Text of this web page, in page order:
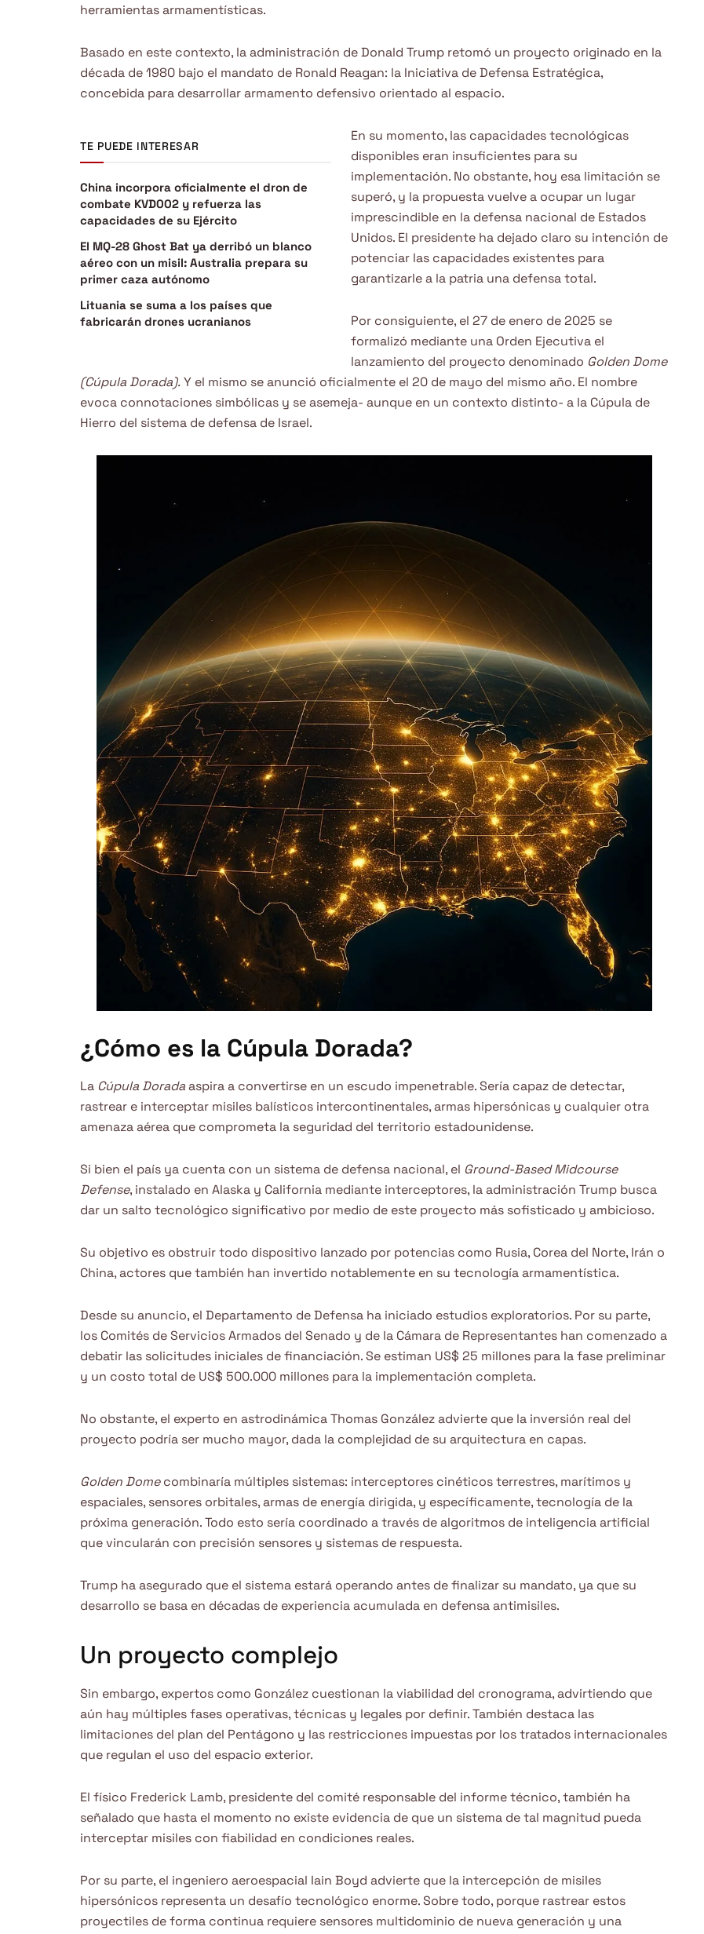
herramientas armamentísticas.
Basado en este contexto, la administración de Donald Trump retomó un proyecto originado en la
década de 1980 bajo el mandato de Ronald Reagan: la Iniciativa de Defensa Estratégica,
concebida para desarrollar armamento defensivo orientado al espacio.
TE PUEDE INTERESAR
China incorpora oficialmente el dron de
combate KVD002 y refuerza las
capacidades de su Ejército
El MQ-28 Ghost Bat ya derribó un blanco
aéreo con un misil: Australia prepara su
primer caza autónomo
Lituania se suma a los países que
fabricarán drones ucranianos
En su momento, las capacidades tecnológicas
disponibles eran insuficientes para su
implementación. No obstante, hoy esa limitación se
superó, y la propuesta vuelve a ocupar un lugar
imprescindible en la defensa nacional de Estados
Unidos. El presidente ha dejado claro su intención de
potenciar las capacidades existentes para
garantizarle a la patria una defensa total.
Por consiguiente, el 27 de enero de 2025 se
formalizó mediante una Orden Ejecutiva el
lanzamiento del proyecto denominado Golden Dome
(Cúpula Dorada).Y el mismo se anunció oficialmente el 20 de mayo del mismo año. El nombre
evoca connotaciones simbólicas y se asemeja- aunque en un contexto distinto- a la Cúpula de
Hierro del sistema de defensa de Israel.
¿Cómo es la Cúpula Dorada?
La Cúpula Doradaaspira a convertirse en un escudo impenetrable. Sería capaz de detectar,
rastrear e interceptar misiles balísticos intercontinentales, armas hipersónicas y cualquier otra
amenaza aérea que comprometa la seguridad del territorio estadounidense.
Si bien el país ya cuenta con un sistema de defensa nacional, el Ground-Based Midcourse
Defense, instalado en Alaska y California mediante interceptores, la administración Trump busca
dar un salto tecnológico significativo por medio de este proyecto más sofisticado y ambicioso.
Su objetivo es obstruir todo dispositivo lanzado por potencias como Rusia, Corea del Norte, Irán o
China, actores que también han invertido notablemente en su tecnología armamentística.
Desde su anuncio, el Departamento de Defensa ha iniciado estudios exploratorios. Por su parte,
los Comités de Servicios Armados del Senado y de la Cámara de Representantes han comenzado a
debatir las solicitudes iniciales de financiación. Se estiman US$ 25 millones para la fase preliminar
y un costo total de US$ 500.000 millones para la implementación completa.
No obstante, el experto en astrodinámica Thomas González advierte que la inversión real del
proyecto podría ser mucho mayor, dada la complejidad de su arquitectura en capas.
Golden Domecombinaría múltiples sistemas: interceptores cinéticos terrestres, marítimos y
espaciales, sensores orbitales, armas de energía dirigida, y específicamente, tecnología de la
próxima generación. Todo esto sería coordinado a través de algoritmos de inteligencia artificial
que vincularán con precisión sensores y sistemas de respuesta.
Trump ha asegurado que el sistema estará operando antes de finalizar su mandato, ya que su
desarrollo se basa en décadas de experiencia acumulada en defensa antimisiles.
Un proyecto complejo
Sin embargo, expertos como González cuestionan la viabilidad del cronograma, advirtiendo que
aún hay múltiples fases operativas, técnicas y legales por definir. También destaca las
limitaciones del plan del Pentágono y las restricciones impuestas por los tratados internacionales
que regulan el uso del espacio exterior.
El físico Frederick Lamb, presidente del comité responsable del informe técnico, también ha
señalado que hasta el momento no existe evidencia de que un sistema de tal magnitud pueda
interceptar misiles con fiabilidad en condiciones reales.
Por su parte, el ingeniero aeroespacial Iain Boyd advierte que la intercepción de misiles
hipersónicos representa un desafío tecnológico enorme. Sobre todo, porque rastrear estos
proyectiles de forma continua requiere sensores multidominio de nueva generación y una